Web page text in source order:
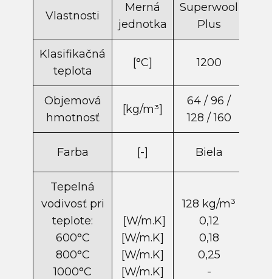
Vlastnosti
Merná
jednotka
Superwool
Plus
Klasifikačná
teplota
[°C] 1200
Objemová
hmotnosť
[kg/m​³]
64 / 96 /
128 / 160
Farba [-] Biela
Tepelná
vodivosť pri
teplote:
600°C
800°C
1000°C
[W/m.K]
[W/m.K]
[W/m.K]
[W/m.K]
128 kg/m​³
0,12
0,18
0,25
-